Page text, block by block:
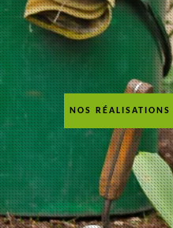
NOS RÉALISATIONS